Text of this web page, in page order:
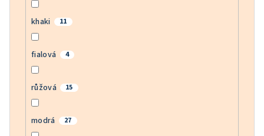
khaki 11
fialová 4
růžová 15
modrá 27